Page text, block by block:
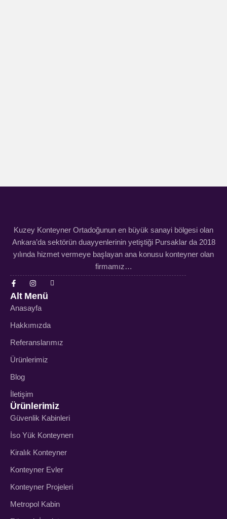
Kuzey Konteyner Ortadoğunun en büyük sanayi bölgesi olan
Ankara’da sektörün duayyenlerinin yetiştiği Pursaklar da 2018
yılında hizmet vermeye başlayan ana konusu konteyner olan
firmamız…
Alt Menü
Anasayfa
Hakkımızda
Referanslarımız
Ürünlerimiz
Blog
İletişim
Ürünlerimiz
Güvenlik Kabinleri
İso Yük Konteynerı
Kiralık Konteyner
Konteyner Evler
Konteyner Projeleri
Metropol Kabin